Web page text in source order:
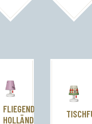
FLIEGENDER
HOLLÄNDER